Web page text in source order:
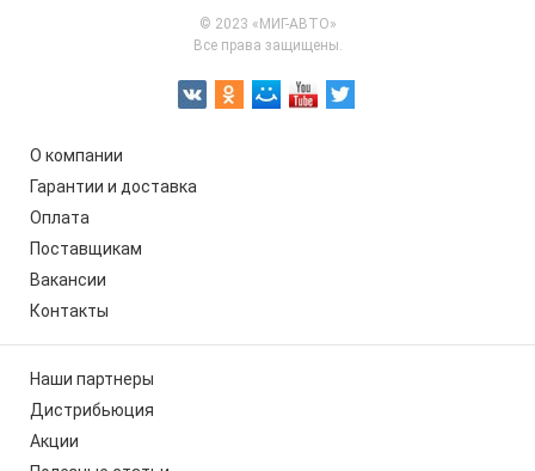
© 2023 «МИГ-АВТО»
Все права защищены.
О компании
Гарантии и доставка
Оплата
Поставщикам
Вакансии
Контакты
Наши партнеры
Дистрибьюция
Акции